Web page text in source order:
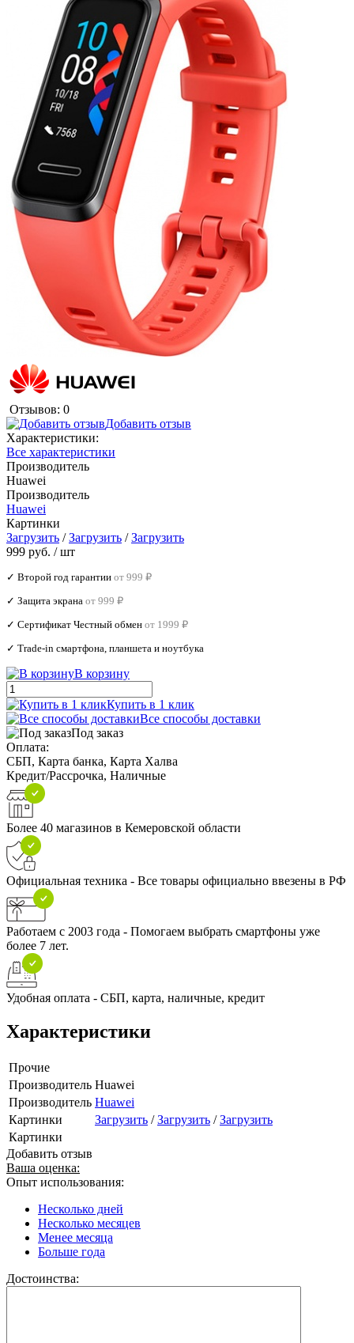
Отзывов: 0
Добавить отзыв
Характеристики:
Все характеристики
Производитель
Huawei
Производитель
Huawei
Картинки
Загрузить /Загрузить /Загрузить
999 руб. / шт
✓ Второй год гарантии от 999 ₽
✓ Защита экрана от 999 ₽
✓ Сертификат Честный обмен от 1999 ₽
✓ Trade‑in смартфона, планшета и ноутбука
В корзину
Купить в 1 клик
Все способы доставки
Под заказ
Оплата:
СБП, Карта банка, Карта Халва
Кредит/Рассрочка, Наличные
Более 40 магазинов в Кемеровской области
Официальная техника - Все товары официально ввезены в РФ
Работаем с 2003 года - Помогаем выбрать смартфоны уже
более 7 лет.
Удобная оплата - СБП, карта, наличные, кредит
Характеристики
Прочие
Производитель Huawei
Производитель Huawei
Картинки
Загрузить /Загрузить /Загрузить
Картинки
Добавить отзыв
Ваша оценка:
Опыт использования:
Несколько дней
Несколько месяцев
Менее месяца
Больше года
Достоинства: